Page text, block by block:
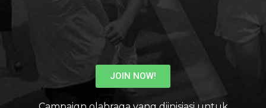
JOIN NOW!